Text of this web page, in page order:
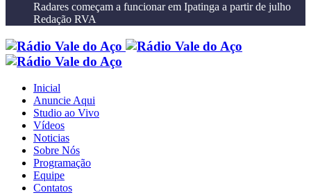
Radares começam a funcionar em Ipatinga a partir de julho
Redação RVA
Inicial
Anuncie Aqui
Studio ao Vivo
Vídeos
Noticias
Sobre Nós
Programação
Equipe
Contatos